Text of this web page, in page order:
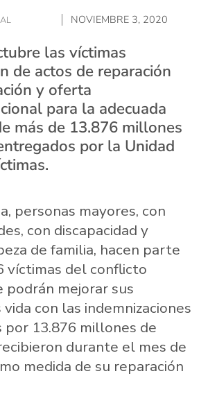
NOVIEMBRE 3, 2020
las víctimas
de actos de reparación
y oferta
para la adecuada
más de 13.876 millones
por la Unidad
personas mayores, con
con discapacidad y
de familia, hacen parte
víctimas del conflicto
podrán mejorar sus
con las indemnizaciones
por 13.876 millones de
durante el mes de
medida de su reparación